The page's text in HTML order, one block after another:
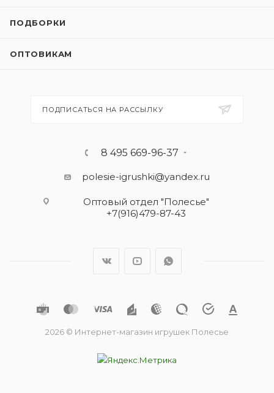
ПОДБОРКИ
ОПТОВИКАМ
ПОДПИСАТЬСЯ НА РАССЫЛКУ
8 495 669-96-37
polesie-igrushki@yandex.ru
Оптовый отдел "Полесье"
+7(916)479-87-43
2026 © Интернет-магазин игрушек Полесье